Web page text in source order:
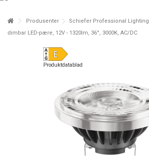
Produsenter Schiefer Professional Lighting
dimbar LED-pære, 12V - 1320lm, 36°, 3000K, AC/DC
Produktdatablad